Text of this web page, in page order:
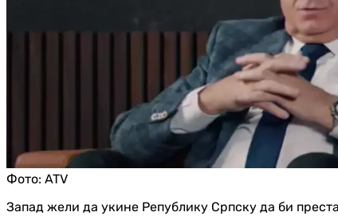
Фото: ATV
Запад жели да укине Републику Српску да би